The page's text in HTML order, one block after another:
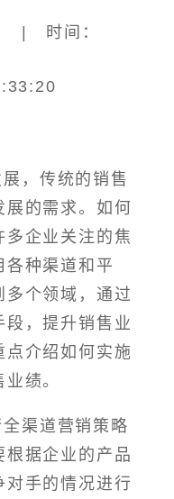
| 时间：
，传统的销售
的需求。如何
多企业关注的焦
各种渠道和平
多个领域，通过
段，提升销售业
点介绍如何实施
绩。
渠道营销策略
根据企业的产品
对手的情况进行